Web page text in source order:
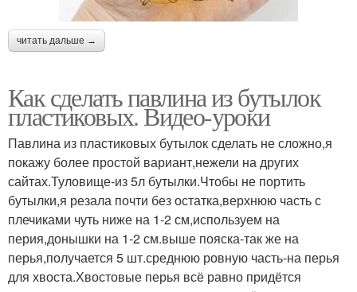
читать дальше →
Как сделать павлина из бутылок
пластиковых. Видео-уроки
Павлина из пластиковых бутылок сделать не сложно,я
покажу более простой вариант,нежели на других
сайтах.Туловище-из 5л бутылки.Чтобы не портить
бутылки,я резала почти без остатка,верхнюю часть с
плечиками чуть ниже на 1-2 см,используем на
перия,донышки на 1-2 см.выше пояска-так же на
перья,получается 5 шт.среднюю ровную часть-на перья
для хвоста.Хвостовые перья всё равно придётся